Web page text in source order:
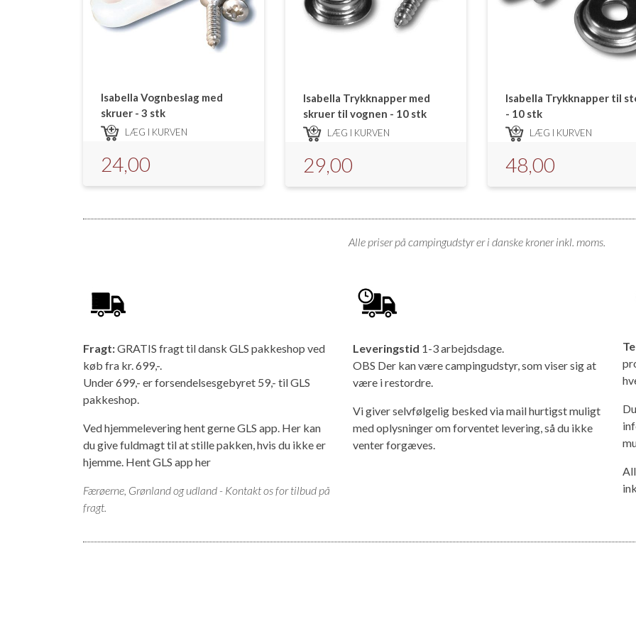
Isabella Vognbeslag med
skruer - 3 stk
LÆG I KURVEN
24,00
Isabella Trykknapper med
skruer til vognen - 10 stk
LÆG I KURVEN
29,00
Isabella Trykknapper til
- 10 stk
LÆG I KURVEN
48,00
Alle priser på campingudstyr er i danske kroner inkl. moms.
Fragt:GRATIS fragt til dansk GLS pakkeshop ved
køb fra kr. 699,-.
Under 699,- er forsendelsesgebyret 59,- til GLS
pakkeshop.
Ved hjemmelevering hent gerne GLS app. Her kan
du give fuldmagt til at stille pakken, hvis du ikke er
hjemme. Hent GLS app her
Færøerne, Grønland og udland - Kontakt os for tilbud på
fragt.
Leveringstid 1-3 arbejdsdage.
OBS Der kan være campingudstyr, som viser sig at
være i restordre.
Vi giver selvfølgelig besked via mail hurtigst muligt
med oplysninger om forventet levering, så du ikke
venter forgæves.